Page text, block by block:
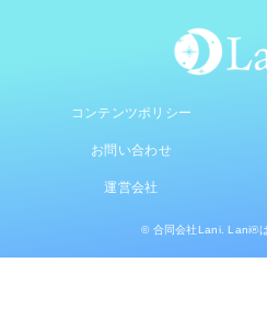
コンテンツポリシー
お問い合わせ
運営会社
© 合同会社Lani. Lani®は